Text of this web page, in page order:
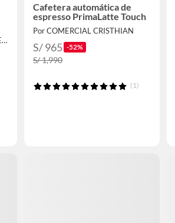
Por QUEVEDO IMPORTACIONES S.A.C.
Cafetera automática de
espresso PrimaLatte Touch
Por COMERCIAL CRISTHIAN
S/ 965 -52%
S/ 1,990
(1)